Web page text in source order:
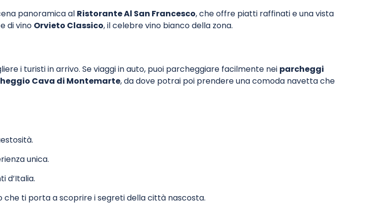
panoramica al Ristorante Al San Francesco, che offre piatti raffinati e una vista
di vino Orvieto Classico, il celebre vino bianco della zona.
i turisti in arrivo. Se viaggi in auto, puoi parcheggiare facilmente nei parcheggi
Cava di Montemarte, da dove potrai poi prendere una comoda navetta che
unica.
d’Italia.
ti porta a scoprire i segreti della città nascosta.